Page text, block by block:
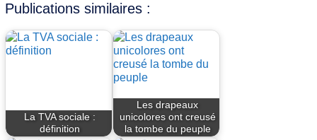
Publications similaires :
La TVA sociale :
définition
Les drapeaux
unicolores ont creusé
la tombe du peuple